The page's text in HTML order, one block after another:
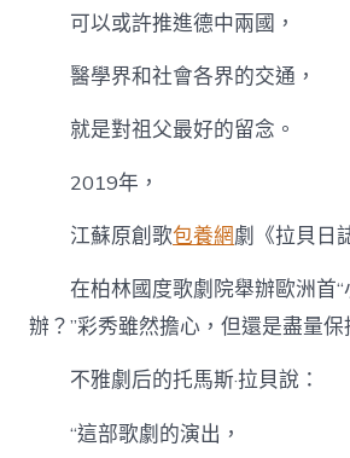
可以或許推進德中兩國，
醫學界和社會各界的交通，
就是對祖父最好的留念。
2019年，
江蘇原創歌包養網劇《拉貝日
在柏林國度歌劇院舉辦歐洲首
辦？”彩秀雖然擔心，但還是盡量保
不雅劇后的托馬斯·拉貝說：
“這部歌劇的演出，